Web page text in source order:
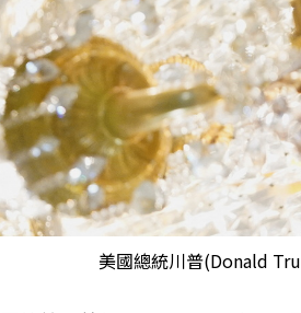
美國總統川普(Donald